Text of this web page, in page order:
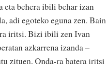
eta behera ibili behar izan
adi egoteko eguna zen.
iritsi. Bizi ibili zen Ivan
azkarrena izanda –
zituen. Onda-ra batera iritsi